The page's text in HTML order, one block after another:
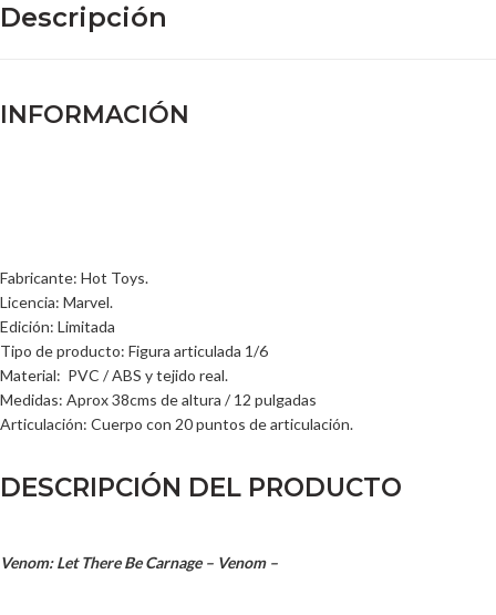
Descripción
INFORMACIÓN
Fabricante: Hot Toys.
Licencia: Marvel.
Edición: Limitada
Tipo de producto: Figura articulada 1/6
Material: PVC / ABS y tejido real.
Medidas: Aprox 38cms de altura / 12 pulgadas
Articulación: Cuerpo con 20 puntos de articulación.
DESCRIPCIÓN DEL PRODUCTO
Venom: Let There Be Carnage – Venom –